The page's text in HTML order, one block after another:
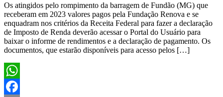
Os atingidos pelo rompimento da barragem de Fundão (MG) que
receberam em 2023 valores pagos pela Fundação Renova e se
enquadram nos critérios da Receita Federal para fazer a declaração
de Imposto de Renda deverão acessar o Portal do Usuário para
baixar o informe de rendimentos e a declaração de pagamento. Os
documentos, que estarão disponíveis para acesso pelos […]
WhatsApp